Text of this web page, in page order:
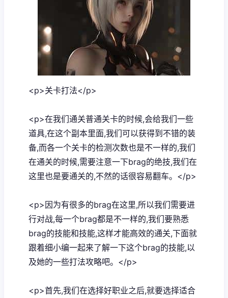
<p>关卡打法</p>
<p>在我们通关普通关卡的时候,会给我们一些
道具,在这个副本里面,我们可以获得到不错的装
备,而各一个关卡的检测次数也是不一样的,我们
在通关的时候,需要注意一下brag的绝技,我们在
这里也是要通关的,不然的话很容易翻车。</p>
<p>因为有很多的brag在这里,所以我们需要进
行对战,每一个brag都是不一样的,我们要熟悉
brag的技能和技能,这样才能高效的通关,下面就
跟着细小编一起来了解一下这个brag的技能,以
及她的一些打法攻略吧。</p>
<p>首先,我们在选择好职业之后,就要选择适合